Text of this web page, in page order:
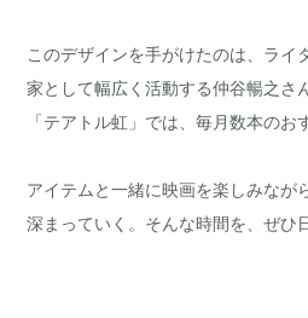
このデザインを手がけたのは、ライ
家として幅広く活動する仲谷暢之さ
「テアトル虹」では、毎月数本のお
アイテムと一緒に映画を楽しみなが
深まっていく。そんな時間を、ぜひ